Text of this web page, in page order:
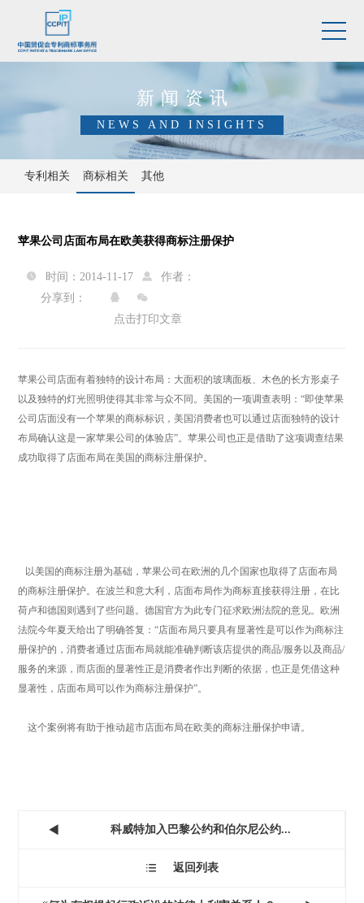
新闻资讯
NEWS AND INSIGHTS
专利相关 商标相关 其他
苹果公司店面布局在欧美获得商标注册保护
 时间：2014-11-17 
作者：
分享到：
 
点击打印文章
苹果公司店面有着独特的设计布局：大面积的玻璃面板、木色的长方形桌子
以及独特的灯光照明使得其非常与众不同。美国的一项调查表明：“即使苹果
公司店面没有一个苹果的商标标识，美国消费者也可以通过店面独特的设计
布局确认这是一家苹果公司的体验店”。苹果公司也正是借助了这项调查结果
成功取得了店面布局在美国的商标注册保护。
以美国的商标注册为基础，苹果公司在欧洲的几个国家也取得了店面布局
的商标注册保护。在波兰和意大利，店面布局作为商标直接获得注册，在比
荷卢和德国则遇到了些问题。德国官方为此专门征求欧洲法院的意见。欧洲
法院今年夏天给出了明确答复：“店面布局只要具有显著性是可以作为商标注
册保护的，消费者通过店面布局就能准确判断该店提供的商品/服务以及商品/
服务的来源，而店面的显著性正是消费者作出判断的依据，也正是凭借这种
显著性，店面布局可以作为商标注册保护”。
这个案例将有助于推动超市店面布局在欧美的商标注册保护申请。
 科威特加入巴黎公约和伯尔尼公约...
 返回列表